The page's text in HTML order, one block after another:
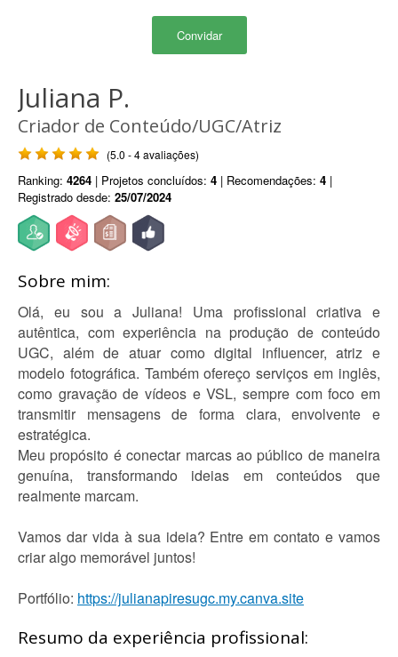
Convidar
Juliana P.
Criador de Conteúdo/UGC/Atriz
(5.0 - 4 avaliações)
Ranking: 4264 | Projetos concluídos: 4 | Recomendações: 4 |
Registrado desde: 25/07/2024
Sobre mim:
Olá, eu sou a Juliana! Uma profissional criativa e
autêntica, com experiência na produção de conteúdo
UGC, além de atuar como digital influencer, atriz e
modelo fotográfica. Também ofereço serviços em inglês,
como gravação de vídeos e VSL, sempre com foco em
transmitir mensagens de forma clara, envolvente e
estratégica.
Meu propósito é conectar marcas ao público de maneira
genuína, transformando ideias em conteúdos que
realmente marcam.
Vamos dar vida à sua ideia? Entre em contato e vamos
criar algo memorável juntos!
Portfólio: https://julianapiresugc.my.canva.site
Resumo da experiência profissional: